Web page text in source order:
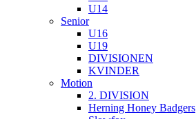
U14
Senior
U16
U19
DIVISIONEN
KVINDER
Motion
2. DIVISION
Herning Honey Badgers